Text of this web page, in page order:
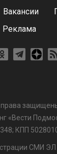
Вакансии
Реклама
«Вести
КПП
СМИ